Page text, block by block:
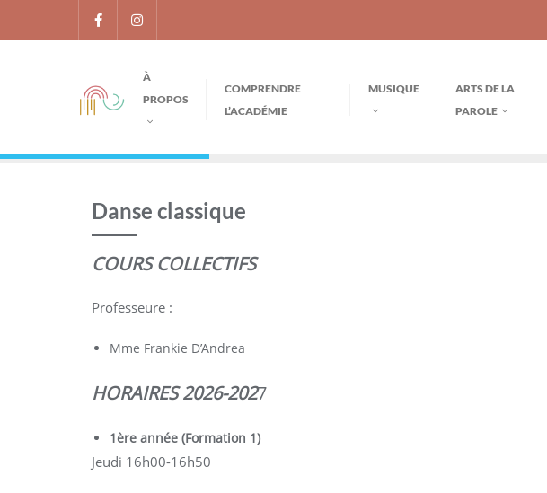
À
PROPOS
COMPRENDRE
L’ACADÉMIE
MUSIQUE
ARTS DE LA
PAROLE
Danse classique
COURS COLLECTIFS
Professeure :
Mme Frankie D’Andrea
HORAIRES 2026-2027
1ère année (Formation 1)
Jeudi 16h00-16h50